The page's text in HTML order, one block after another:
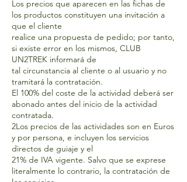
Los precios que aparecen en las fichas de
los productos constituyen una invitación a
que el cliente
realice una propuesta de pedido; por tanto,
si existe error en los mismos, CLUB
UN2TREK informará de
tal circunstancia al cliente o al usuario y no
tramitará la contratación.
El 100% del coste de la actividad deberá ser
abonado antes del inicio de la actividad
contratada.
2Los precios de las actividades son en Euros
y por persona, e incluyen los servicios
directos de guiaje y el
21% de IVA vigente. Salvo que se exprese
literalmente lo contrario, la contratación de